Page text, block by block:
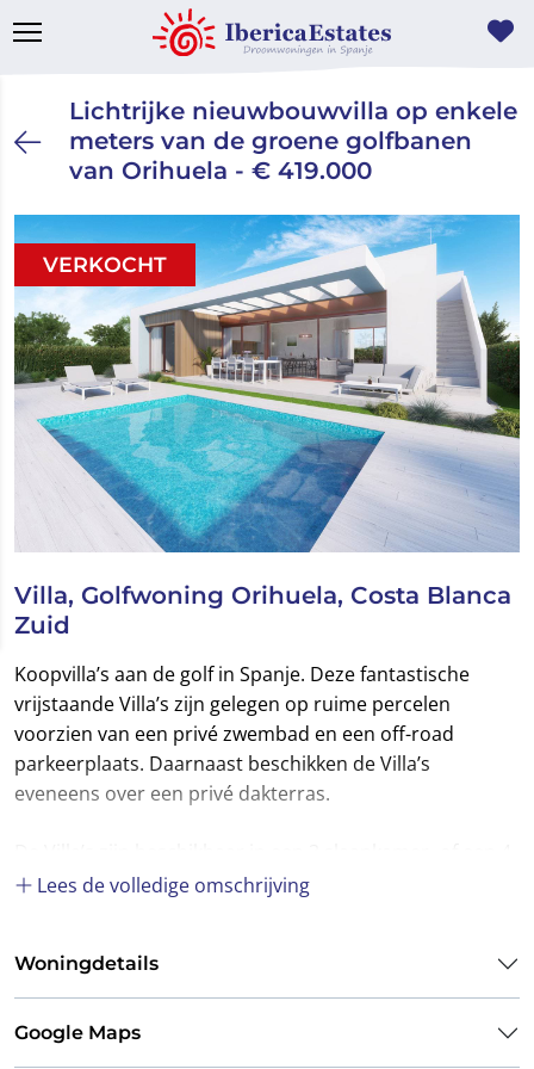
Lichtrijke nieuwbouwvilla op enkele
meters van de groene golfbanen
van Orihuela - € 419.000
VERKOCHT
Villa, Golfwoning Orihuela, Costa Blanca
Zuid
Koopvilla’s aan de golf in Spanje. Deze fantastische
vrijstaande Villa’s zijn gelegen op ruime percelen
voorzien van een privé zwembad en een off-road
parkeerplaats. Daarnaast beschikken de Villa’s
eveneens over een privé dakterras.
slaapkamermodel. De 3 slaapkamervilla’s zijn volledig
verdieping.
Deze moderne Villa’s beschikken over een open
Lees de volledige omschrijving
Woningdetails
Google Maps